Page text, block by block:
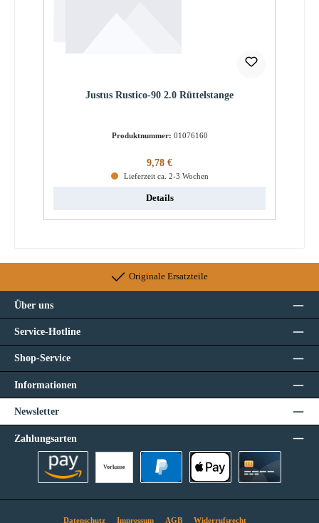
Justus Rustico-90 2.0 Rüttelstange
Produktnummer: 01076160
Regulärer Preis:
9,78 €
Lieferzeit ca. 2-3 Wochen
Details
Originale Ersatzteile
Über uns
Service-Hotline
Shop-Service
Informationen
Newsletter
Zahlungsarten
Vorkasse
Datenschutz Impressum AGB Widerrufsrecht